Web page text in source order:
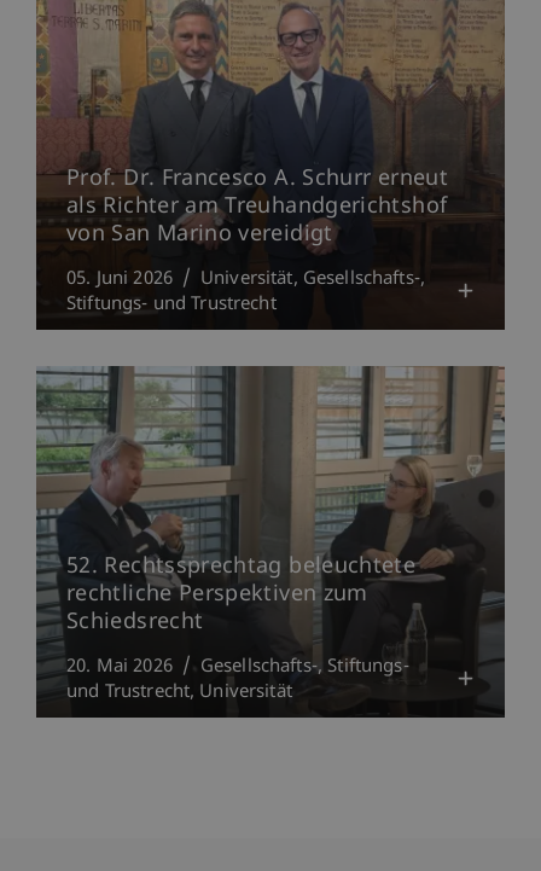
Prof. Dr. Francesco A. Schurr erneut
als Richter am Treuhandgerichtshof
von San Marino vereidigt
05. Juni 2026 Universität Gesellschafts-,
Stiftungs- und Trustrecht
52. Rechtssprechtag beleuchtete
rechtliche Perspektiven zum
Schiedsrecht
20. Mai 2026
Gesellschafts-, Stiftungs-
und Trustrecht Universität